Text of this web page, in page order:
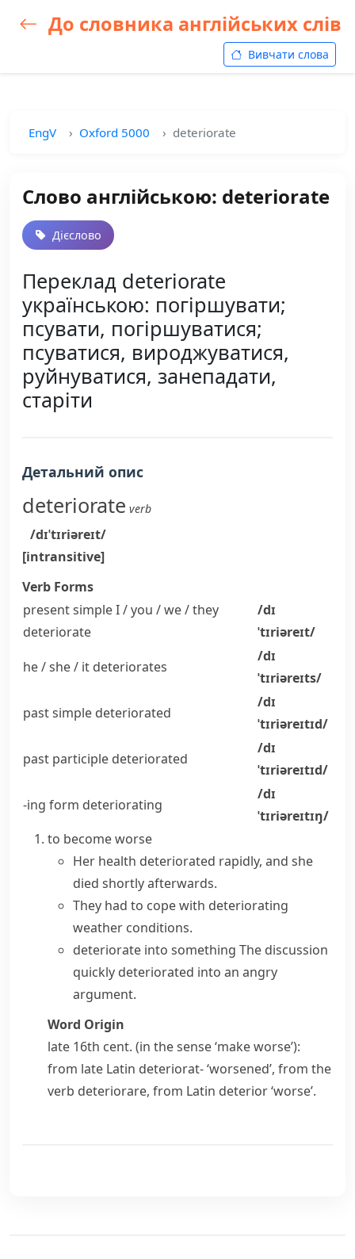
До словника англійських слів
Вивчати слова
EngV Oxford 5000 deteriorate
Слово англійською: deteriorate
Дієслово
Переклад deteriorate
українською: погіршувати;
псувати, погіршуватися;
псуватися, вироджуватися,
руйнуватися, занепадати,
старіти
Детальний опис
deteriorate verb
/dɪˈtɪriəreɪt/
[intransitive]
Verb Forms
present simple I / you / we / they
deteriorate
/dɪ
ˈtɪriəreɪt/
he / she / it deteriorates
/dɪ
ˈtɪriəreɪts/
past simple deteriorated
/dɪ
ˈtɪriəreɪtɪd/
past participle deteriorated
/dɪ
ˈtɪriəreɪtɪd/
-ing form deteriorating
/dɪ
ˈtɪriəreɪtɪŋ/
to become worse
Her health deteriorated rapidly, and she
died shortly afterwards.
They had to cope with deteriorating
weather conditions.
deteriorate into something The discussion
quickly deteriorated into an angry
argument.
Word Origin
late 16th cent. (in the sense ‘make worse’):
from late Latin deteriorat-‘worsened’, from the
verb deteriorare, from Latin deterior‘worse’.